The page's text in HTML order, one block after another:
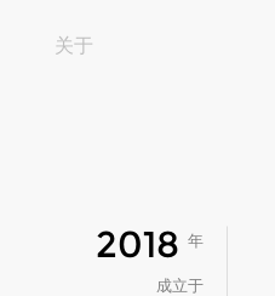
关于
2018 年
成立于